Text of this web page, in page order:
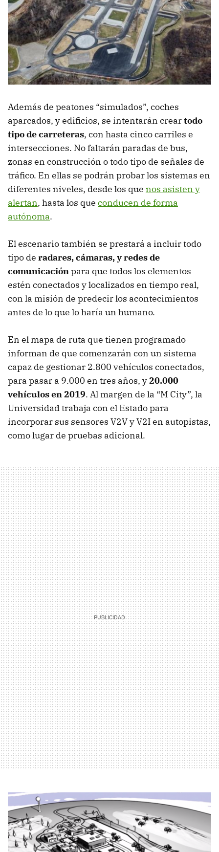
Además de peatones “simulados”, coches
aparcados, y edificios, se intentarán creartodo
tipo de carreteras, con hasta cinco carriles e
intersecciones. No faltarán paradas de bus,
zonas en construcción o todo tipo de señales de
tráfico. En ellas se podrán probar los sistemas en
diferentes niveles, desde los que nos asisten y
alertan, hasta los que conducen de forma
autónoma.
El escenario también se prestará a incluir todo
tipo de radares, cámaras, y redes de
comunicaciónpara que todos los elementos
estén conectados y localizados en tiempo real,
con la misión de predecir los acontecimientos
antes de lo que lo haría un humano.
En el mapa de ruta que tienen programado
informan de que comenzarán con un sistema
capaz de gestionar 2.800 vehículos conectados,
para pasar a 9.000 en tres años, y20.000
vehículos en 2019. Al margen de la “M City”, la
Universidad trabaja con el Estado para
incorporar sus sensores V2V y V2I en autopistas,
como lugar de pruebas adicional.